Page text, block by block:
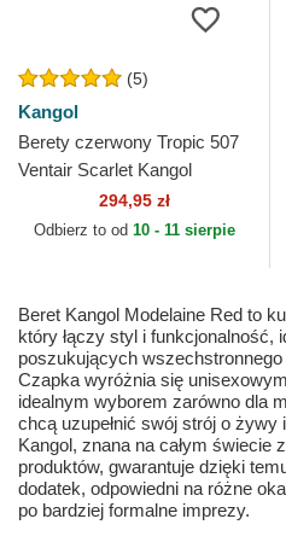
(5)
Kangol
Berety czerwony Tropic 507
Ventair Scarlet Kangol
294,95 zł
Odbierz to od 10 - 11 sierpie
Beret Kangol Modelaine Red to
który łączy styl i funkcjonalność,
poszukujących
Czapka wyróżnia się
idealnym wyborem zarówno dla
chcą uzupełnić swój strój o
Kangol, znana na całym świecie
produktów, gwarantuje dzięki
dodatek, odpowiedni na różne
po bardziej formalne imprezy.